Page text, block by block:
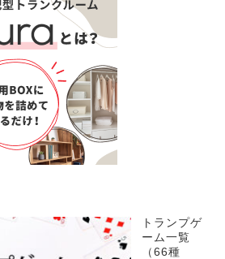
トランプゲ
ーム一覧
（66種